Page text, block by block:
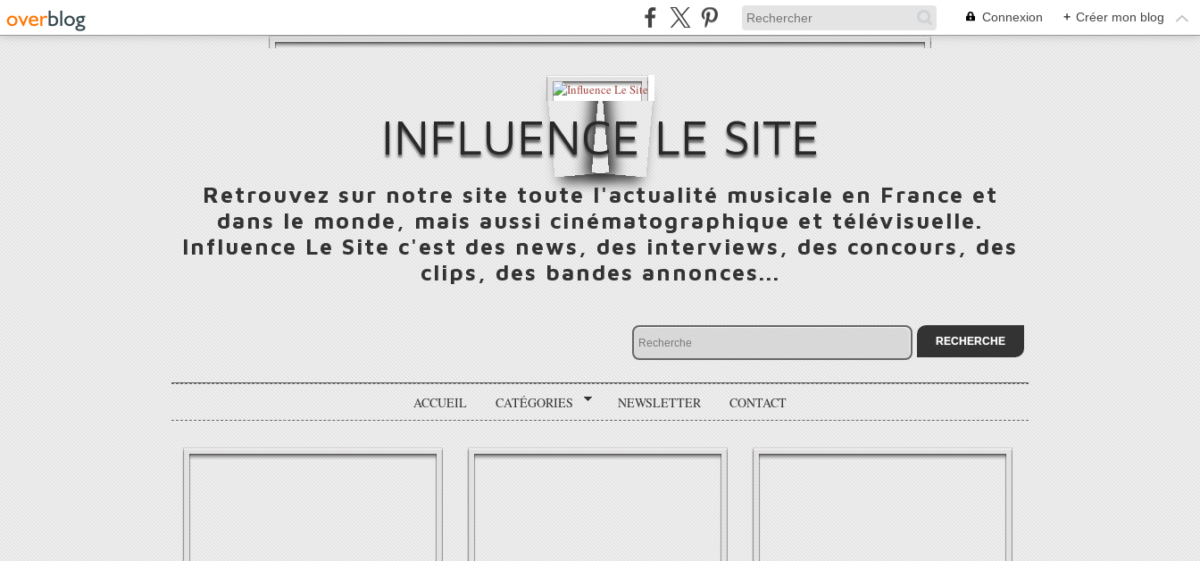
Connexion + Créer mon blog
INFLUENCE LE SITE
Retrouvez sur notre site toute l'actualité musicale en France et
dans le monde, mais aussi cinématographique et télévisuelle.
Influence Le Site c'est des news, des interviews, des concours, des
clips, des bandes annonces...
ACCUEIL CATÉGORIES NEWSLETTER CONTACT